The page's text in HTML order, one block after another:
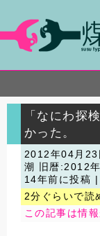
「なにわ探
かった。
2012年04月
潮
旧暦:2012
14年前に投稿
2分ぐらいで読
この記事は情